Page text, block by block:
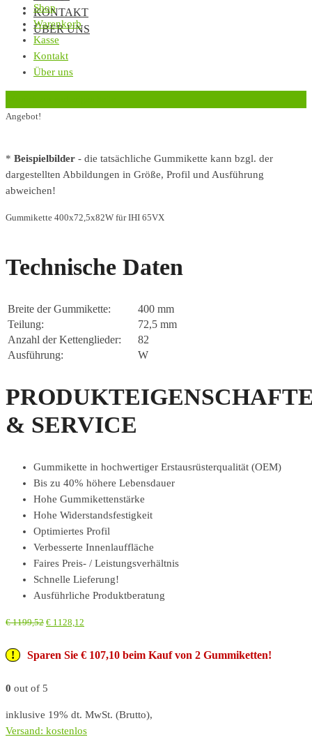
KONTAKT
ÜBER UNS
Shop
Warenkorb
Kasse
Kontakt
Über uns
Angebot!
* Beispielbilder - die tatsächliche Gummikette kann bzgl. der
dargestellten Abbildungen in Größe, Profil und Ausführung
abweichen!
Gummikette 400x72,5x82W für IHI 65VX
Technische Daten
Breite der Gummikette:
400 mm
Teilung:
72,5 mm
Anzahl der Kettenglieder:
82
Ausführung:
W
& SERVICE
Gummikette in hochwertiger Erstausrüsterqualität (OEM)
Bis zu 40% höhere Lebensdauer
Hohe Gummikettenstärke
Hohe Widerstandsfestigkeit
Optimiertes Profil
Verbesserte Innenlauffläche
Faires Preis- / Leistungsverhältnis
Schnelle Lieferung!
Ausführliche Produktberatung
€1199,52 € 1128,12
Sparen Sie € 107,10 beim Kauf von 2 Gummiketten!
0 out of 5
inklusive 19% dt. MwSt. (Brutto),
Versand: kostenlos